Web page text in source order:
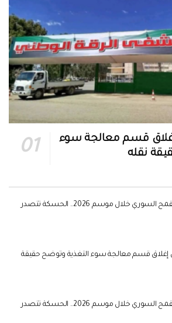
قسم معالجة سوء
نقله
قفزة في إنتاج القمح السوري خلال موسم 2026.. الحسكة تتصدر
إغلاق قسم معالجة سوء التغذية وتوضح حقيقة
قفزة في إنتاج القمح السوري خلال موسم 2026.. الحسكة تتصدر